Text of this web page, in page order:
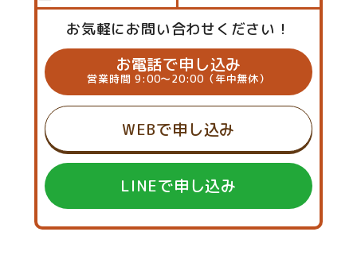
お気軽にお問い合わせください！
お電話で申し込み
営業時間 9:00～20:00（年中無休）
WEBで申し込み
LINEで申し込み